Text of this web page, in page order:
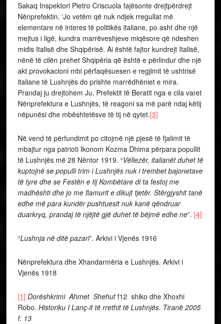
Sakaq Inspektori Pietro Criscuola fajësonte drejtpërdrejt
Nënprefektin. ‘Jo vetëm që nuk ndjek rregullat më
elementare në interes të politikës italiane, po asht dhe një
mejtus i ligë, kundra marrëveshjeve miqësore që ndeshen
midis Italisë dhe Shqipërisë. Ai është fajtor kundrejt Italisë,
nënë të cilën prehet Shqipëria që është e përlindur dhe një
akt provokacioni mbi përfaqësuesen e regjimit të ushtrisë
italiane të Lushnjës do prishte marrëdhëniet e mira.
Prandaj ju drejtohem Ju, Prefektit të Beratit nga e cila varet
Nënprefektura e Lushnjës, të reagoni sa më parë ndaj këtij
nëpunësi dhe mbështetësve të tij në qytet.[3]
Në vend të përfundimit po citojmë një pjesë të fjalimit të
mbajtur nga patrioti Ikonom Kozma Dhima përpara popullit
të Lushnjës më 28 Nëntor 1919. “Vëllezër, italianët duhet të
kuptojnë se populli trim i Lushnjës nuk i trembet bajonetave
të tyre dhe se Festën e tij Kombëtare di ta festoj me
madhështi dhe jo me flamurit e dikujt tjetër. Stërgjyshit tanë
edhe më para kundër pushtuesit nuk kanë qëndruar
duarkryq, prandaj të njëjtë gjë duhet të bëjmë edhe ne”. [4]
“Lushnja në ditë pazari”. Arkivi i Vjenës 1916
Nënprefektura dhe Xhandarmëria e Lushnjës. Arkivi i
Vjenës 1918
[1] Dorëshkrimi Ahmet Shehutf12 shiko dhe Xhoxhi
Robo. Historiku I Lanç-it të rrethit të Lushnjës. Tiranë 2005
f. 13